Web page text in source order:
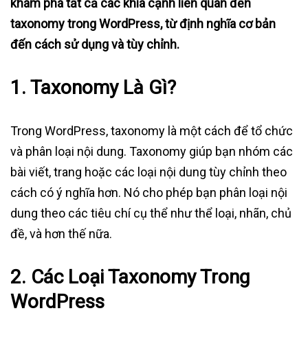
khám phá tất cả các khía cạnh liên quan đến
taxonomy trong WordPress, từ định nghĩa cơ bản
đến cách sử dụng và tùy chỉnh.
1. Taxonomy Là Gì?
Trong WordPress, taxonomy là một cách để tổ chức
và phân loại nội dung. Taxonomy giúp bạn nhóm các
bài viết, trang hoặc các loại nội dung tùy chỉnh theo
cách có ý nghĩa hơn. Nó cho phép bạn phân loại nội
dung theo các tiêu chí cụ thể như thể loại, nhãn, chủ
đề, và hơn thế nữa.
2. Các Loại Taxonomy Trong
WordPress